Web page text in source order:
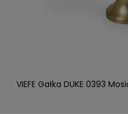
VIEFE Gałka DUKE 0393